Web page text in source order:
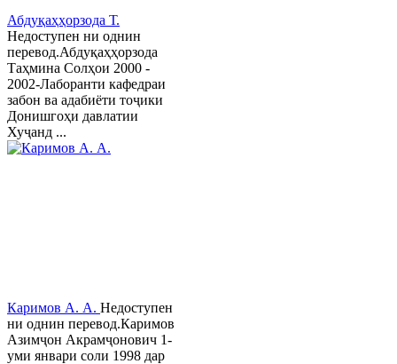
Абдуқаҳҳорзода Т.
Недоступен ни однин
перевод.Абдуқаҳҳорзода
Таҳмина Солҳои 2000 -
2002-Лаборанти кафедраи
забон ва адабиёти тоҷики
Донишгоҳи давлатии
Хуҷанд ...
Каримов А. А. Недоступен
ни однин перевод.Каримов
Азимҷон Акрамҷонович 1-
уми январи соли 1998 дар